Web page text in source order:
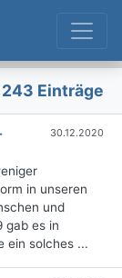
243 Einträge
30.12.2020
in unseren
und
gab es in
ein solches ...